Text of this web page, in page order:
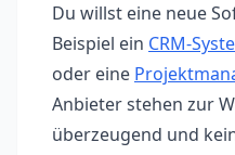
Du willst eine neue
Beispiel ein CRM-
oder eine
Anbieter stehen zur
überzeugend und